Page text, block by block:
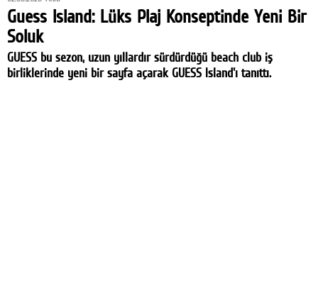
Guess Island: Lüks Plaj Konseptinde Yeni Bir
Soluk
GUESS bu sezon, uzun yıllardır sürdürdüğü beach club iş
birliklerinde yeni bir sayfa açarak GUESS Island'ı tanıttı.